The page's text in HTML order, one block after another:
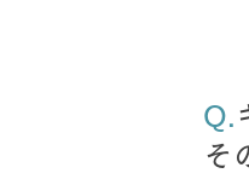
Q.
そ